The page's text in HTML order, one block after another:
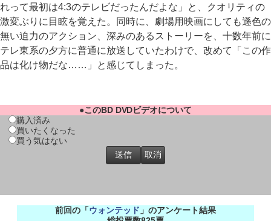
れって最初は4:3のテレビだったんだよな」と、クオリティの
激変ぶりに目眩を覚えた。同時に、劇場用映画にしても遜色の
無い迫力のアクション、深みのあるストーリーを、十数年前に
テレ東系の夕方に普通に放送していたわけで、改めて「この作
品は化け物だな……」と感じてしまった。
●このBD DVDビデオについて
購入済み
買いたくなった
買う気はない
前回の「ウォンテッド 」のアンケート結果